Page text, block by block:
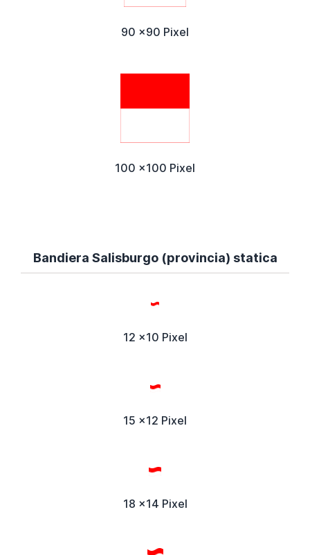
90 x90 Pixel
100 x100 Pixel
Bandiera Salisburgo (provincia) statica
12 x10 Pixel
15 x12 Pixel
18 x14 Pixel